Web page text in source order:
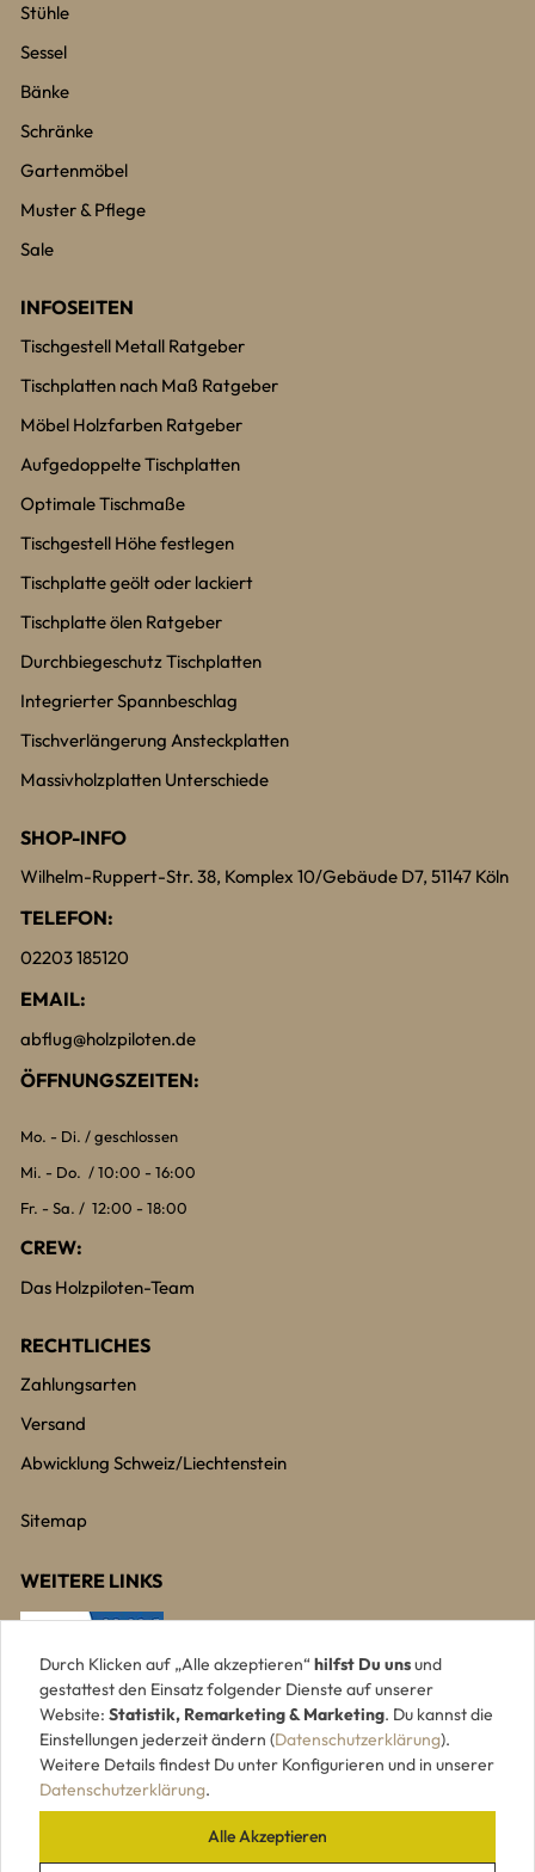
Stühle
Sessel
Bänke
Schränke
Gartenmöbel
Muster & Pflege
Sale
INFOSEITEN
Tischgestell Metall Ratgeber
Tischplatten nach Maß Ratgeber
Möbel Holzfarben Ratgeber
Aufgedoppelte Tischplatten
Optimale Tischmaße
Tischgestell Höhe festlegen
Tischplatte geölt oder lackiert
Tischplatte ölen Ratgeber
Durchbiegeschutz Tischplatten
Integrierter Spannbeschlag
Tischverlängerung Ansteckplatten
Massivholzplatten Unterschiede
SHOP-INFO
Wilhelm-Ruppert-Str. 38, Komplex 10/Gebäude D7, 51147 Köln
TELEFON:
02203 185120
EMAIL:
abflug@holzpiloten.de
ÖFFNUNGSZEITEN:
Mo. - Di. / geschlossen
Mi. - Do. / 10:00 - 16:00
Fr. - Sa. / 12:00 - 18:00
CREW:
Das Holzpiloten-Team
RECHTLICHES
Zahlungsarten
Versand
Abwicklung Schweiz/Liechtenstein
Sitemap
WEITERE LINKS
Durch Klicken auf „Alle akzeptieren“ hilfst Du unsund
gestattest den Einsatz folgender Dienste auf unserer
Website: Statistik, Remarketing & Marketing. Du kannst die
Einstellungen jederzeit ändern (Datenschutzerklärung).
Weitere Details findest Du unter Konfigurieren und in unserer
Datenschutzerklärung.
Alle Akzeptieren